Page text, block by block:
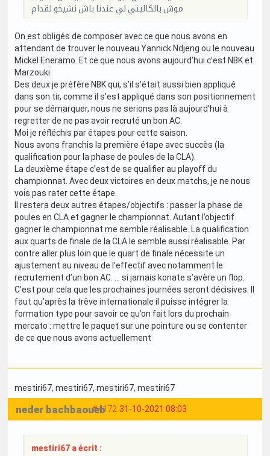
موش بالكاليتي لي عندنا باش نشيخو لقدام
On est obligés de composer avec ce que nous avons en
attendant de trouver le nouveau Yannick Ndjeng ou le nouveau
Mickel Eneramo. Et ce que nous avons aujourd’hui c’est NBK et
Marzouki
Des deux je préfère NBK qui, s’il s’était aussi bien appliqué
dans son tir, comme il s’est appliqué dans son positionnement
pour se démarquer, nous ne serions pas là aujourd’hui à
regretter de ne pas avoir recruté un bon AC.
Moi je réfléchis par étapes pour cette saison.
Nous avons franchis la première étape avec succès (la
qualification pour la phase de poules de la CLA).
La deuxième étape c’est de se qualifier au playoff du
championnat. Avec deux victoires en deux matchs, je ne nous
vois pas rater cette étape.
Il restera deux autres étapes/objectifs : passer la phase de
poules en CLA et gagner le championnat. Autant l’objectif
gagner le championnat me semble réalisable. La qualification
aux quarts de finale de la CLA le semble aussi réalisable. Par
contre aller plus loin que le quart de finale nécessite un
ajustement au niveau de l’effectif avec notamment le
recrutement d’un bon AC. … si jamais konate s’avère un flop.
C’est pour cela que les prochaines journées seront décisives. Il
faut qu’après la trêve internationale il puisse intégrer la
formation type pour savoir ce qu’on fait lors du prochain
mercato : mettre le paquet sur une pointure ou se contenter
de ce que nous avons actuellement
mestiri67, mestiri67, mestiri67, mestiri67
#4172 31-10-2021 08:03
neder bachbaoueb
mestiri67 a écrit :